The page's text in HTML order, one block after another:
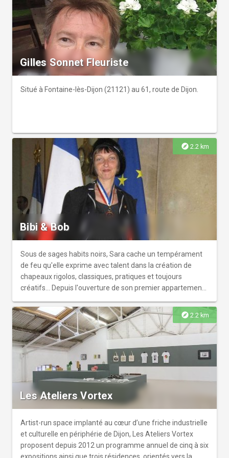
sans précédent pour le tourisme et le commerce.
Gilles Sonnet Fleuriste
Situé à Fontaine-lès-Dijon (21121) au 61, route de Dijon.
explore 2.2 km
Bibi & Bob
Sous de sages habits noirs, Sara cache un tempérament
de feu qu'elle exprime avec talent dans la création de
chapeaux rigolos, classiques, pratiques et toujours
créatifs… Depuis l'ouverture de son premier appartement-
reines du galurin parisien et passe autant de temps dans
les coulisses des grands défilés de mode parisien que
dans son atelier-boutique de la rue d'Assas à Dijon. Si son
nom ne vous dit rien, sa raison sociale vous est peut-être
plus familière : Bibi & Bob, c'est elle.
explore 2.2 km
Les Ateliers Vortex
Artist-run space implanté au cœur d’une friche industrielle
et culturelle en périphérie de Dijon, Les Ateliers Vortex
proposent depuis 2012 un programme annuel de cinq à six